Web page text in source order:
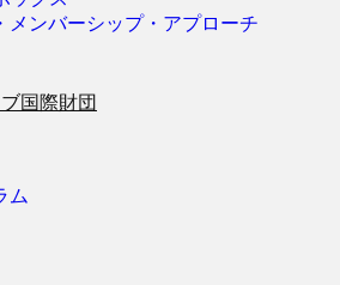
メンバーシップ・アプローチ
国際財団
ム